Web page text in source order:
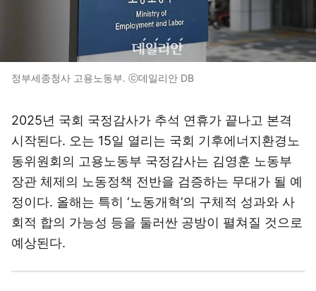
정부세종청사 고용노동부. ⓒ데일리안 DB
2025년 국회 국정감사가 추석 연휴가 끝나고 본격
시작된다. 오는 15일 열리는 국회 기후에너지환경노
동위원회의 고용노동부 국정감사는 김영훈 노동부
장관 체제의 노동정책 전반을 검증하는 무대가 될 예
정이다. 올해는 특히 ‘노동개혁’의 구체적 성과와 사
회적 합의 가능성 등을 둘러싼 공방이 펼쳐질 것으로
예상된다.